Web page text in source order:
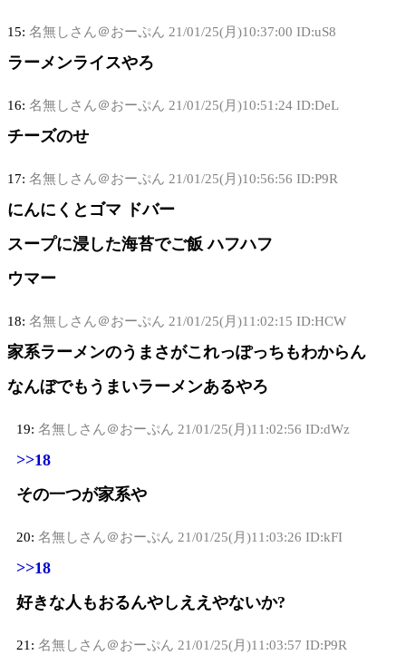
15: 名無しさん＠おーぷん 21/01/25(月)10:37:00 ID:uS8
ラーメンライスやろ
16: 名無しさん＠おーぷん 21/01/25(月)10:51:24 ID:DeL
チーズのせ
17: 名無しさん＠おーぷん 21/01/25(月)10:56:56 ID:P9R
にんにくとゴマ ドバー
スープに浸した海苔でご飯 ハフハフ
ウマー
18: 名無しさん＠おーぷん 21/01/25(月)11:02:15 ID:HCW
家系ラーメンのうまさがこれっぽっちもわからん
なんぼでもうまいラーメンあるやろ
19: 名無しさん＠おーぷん 21/01/25(月)11:02:56 ID:dWz
>>18
その一つが家系や
20: 名無しさん＠おーぷん 21/01/25(月)11:03:26 ID:kFI
>>18
好きな人もおるんやしええやないか?
21: 名無しさん＠おーぷん 21/01/25(月)11:03:57 ID:P9R